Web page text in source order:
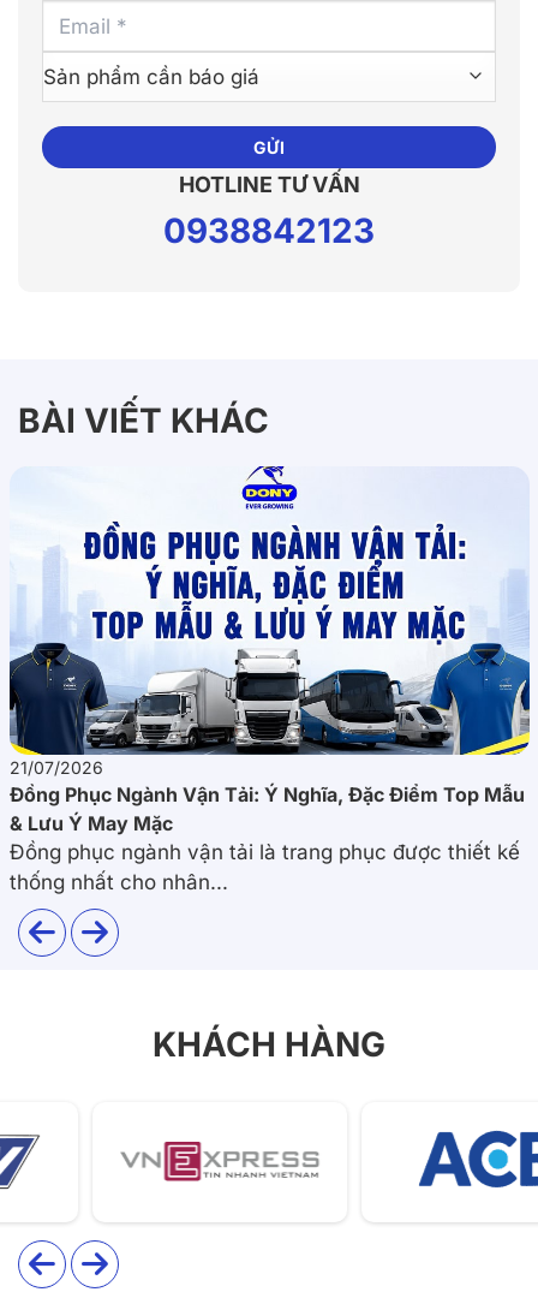
HOTLINE TƯ VẤN
0938842123
BÀI VIẾT KHÁC
21/07/2026
Đồng Phục Ngành Vận Tải: Ý Nghĩa, Đặc Điểm Top Mẫu
& Lưu Ý May Mặc
Đồng phục ngành vận tải là trang phục được thiết kế
thống nhất cho nhân...
KHÁCH HÀNG